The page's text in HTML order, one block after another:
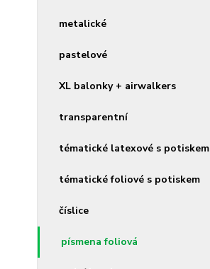
metalické
pastelové
XL balonky + airwalkers
transparentní
tématické latexové s potiskem
tématické foliové s potiskem
číslice
písmena foliová